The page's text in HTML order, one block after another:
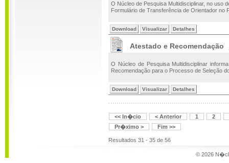
O Núcleo de Pesquisa Multidisciplinar, no uso
Formulário de Transferência de Orientador no
Download Visualizar Detalhes
Atestado e Recomendação
O Núcleo de Pesquisa Multidisciplinar
Recomendação para o Processo de Seleção
Download Visualizar Detalhes
<< In�cio < Anterior 1
2
Pr�ximo >
Fim >>
Resultados 31 - 35 de 56
© 2026